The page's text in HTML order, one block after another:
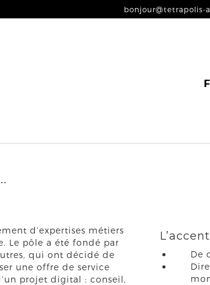
bonjour@tetrapolis-
d’expertises métiers
Le pôle a été fondé par
qui ont décidé de
une offre de service
projet digital : conseil,
De